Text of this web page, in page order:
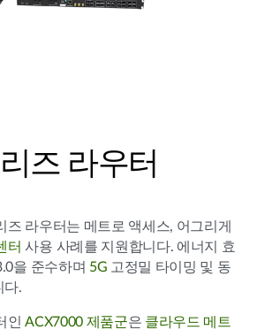
즈 라우터
즈 라우터는 메트로 액세스, 어그리게
터 사용 사례를 지원합니다. 에너지 효
을 준수하며 5G 고정밀 타이밍 및 동
다.
인ACX7000 제품군은 클라우드 메트